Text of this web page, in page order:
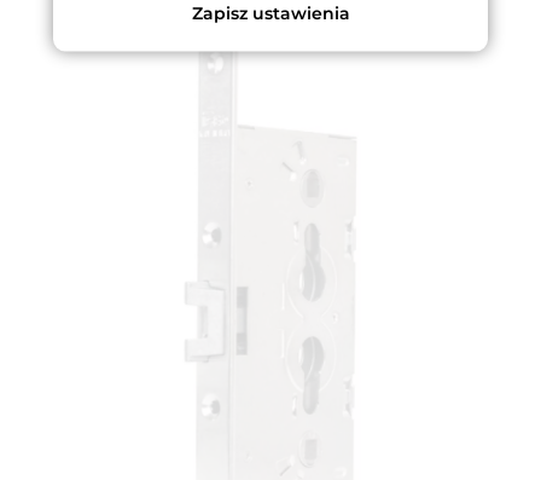
Zapisz ustawienia